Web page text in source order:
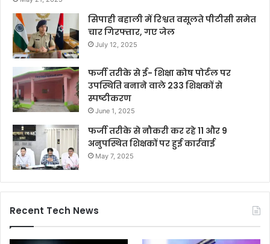
सिपाही बहाली में रिश्वत वसूलते पीटीसी समेत
चार गिरफ्तार, गए जेल
July 12, 2025
फर्जी तरीके से ई- शिक्षा कोष पोर्टल पर
उपस्थिति बनाने वाले 233 शिक्षकों से
स्पष्टीकरण
June 1, 2025
फर्जी तरीके से नौकरी कर रहे 11 और 9
अनुपस्थित शिक्षकों पर हुई कार्रवाई
May 7, 2025
Recent Tech News